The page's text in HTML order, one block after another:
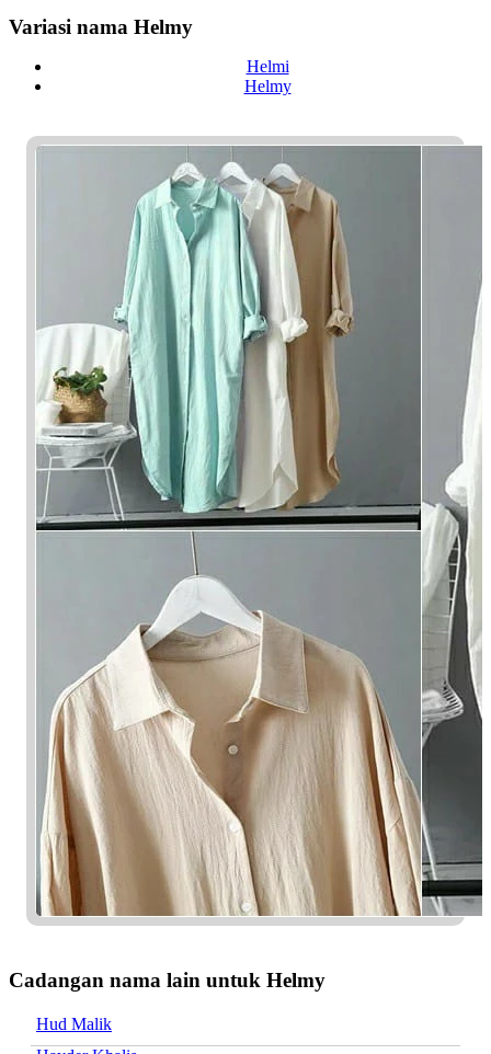
Variasi nama Helmy
Helmi
Helmy
Cadangan nama lain untuk Helmy
Hud Malik